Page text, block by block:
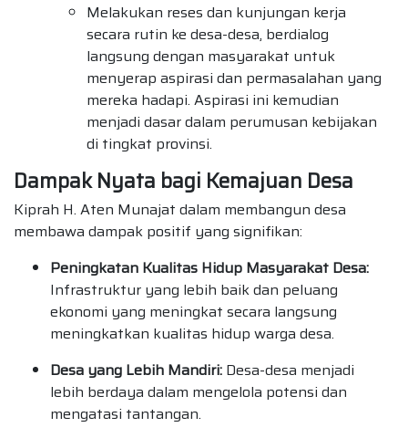
Melakukan reses dan kunjungan kerja
secara rutin ke desa-desa, berdialog
langsung dengan masyarakat untuk
menyerap aspirasi dan permasalahan yang
mereka hadapi. Aspirasi ini kemudian
menjadi dasar dalam perumusan kebijakan
di tingkat provinsi.
Dampak Nyata bagi Kemajuan Desa
Kiprah H. Aten Munajat dalam membangun desa
membawa dampak positif yang signifikan:
Peningkatan Kualitas Hidup Masyarakat Desa:
Infrastruktur yang lebih baik dan peluang
ekonomi yang meningkat secara langsung
meningkatkan kualitas hidup warga desa.
Desa yang Lebih Mandiri: Desa-desa menjadi
lebih berdaya dalam mengelola potensi dan
mengatasi tantangan.